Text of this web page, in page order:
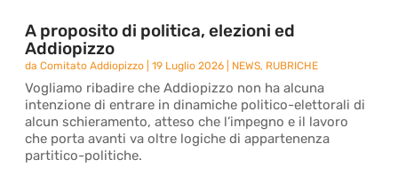
A proposito di politica, elezioni ed
Addiopizzo
daComitato Addiopizzo |19 Luglio 2026 NEWS, RUBRICHE
Vogliamo ribadire che Addiopizzo non ha alcuna
intenzione di entrare in dinamiche politico-elettorali di
alcun schieramento, atteso che l’impegno e il lavoro
che porta avanti va oltre logiche di appartenenza
partitico-politiche.